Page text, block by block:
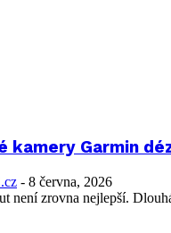
kamery Garmin
- 8 června, 2026
není zrovna nejlepší.